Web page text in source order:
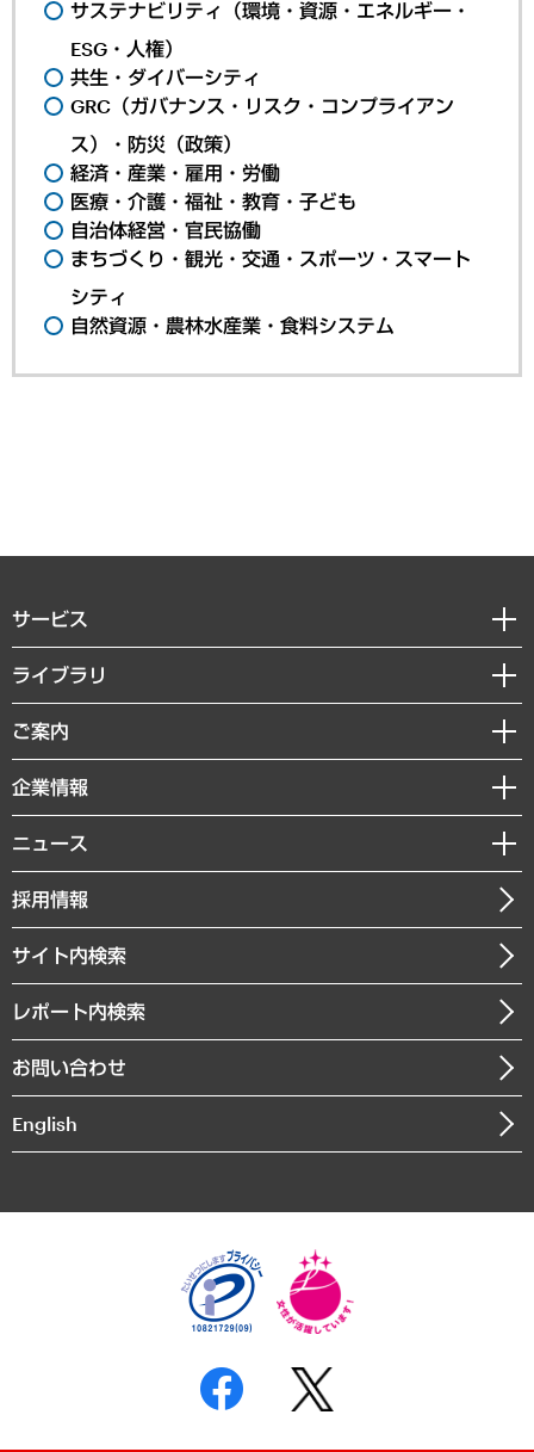
サステナビリティ（環境・資源・エネルギー・
ESG・人権）
共生・ダイバーシティ
GRC（ガバナンス・リスク・コンプライアン
ス）・防災（政策）
経済・産業・雇用・労働
医療・介護・福祉・教育・子ども
自治体経営・官民協働
まちづくり・観光・交通・スポーツ・スマート
シティ
自然資源・農林水産業・食料システム
サービス
経営戦略
組織・人事戦略
デジタルイノベーション
共生・ダイバーシティ
GRC（ガバナンス・リスク・コンプライアンス）・防災（政策）
経済・産業・雇用・労働
まちづくり・観光・交通・スポーツ・スマートシティ
自然資源・農林水産業・食料システム
ライブラリ
経済調査
レポート
コラム
経営用語集
受託・受注実績（官公庁関連）
メディア掲載・出演
ご案内
セミナー・イベント情報
MUFGビジネスセミナー
受託案件情報
企業情報
私たちの想い
社長メッセージ
会社概要
沿革
組織図・本部部室紹介
インドネシア現地法人
個人情報保護方針
反社会的勢力に対する基本方針
ニュース
ニュースリリース
お知らせ
採用情報
サイト内検索
レポート内検索
お問い合わせ
English